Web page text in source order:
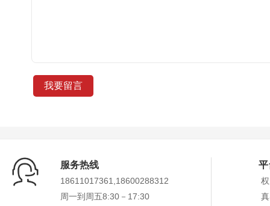
服务热线
18611017361,18600288312
周一到周五8:30－17:30
平